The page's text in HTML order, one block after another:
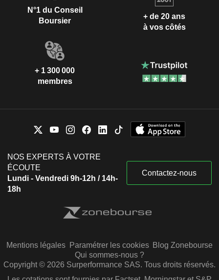
N°1 du Conseil
Boursier
+ de 20 ans
à vos côtés
+ 1 300 000
membres
NOS EXPERTS À VOTRE
ÉCOUTE
Lundi - Vendredi 9h-12h / 14h-
18h
Contactez-nous
Mentions légales Paramétrer les cookies Blog Zonebourse
Qui sommes-nous ?
Copyright © 2026 Surperformance SAS. Tous droits réservés.